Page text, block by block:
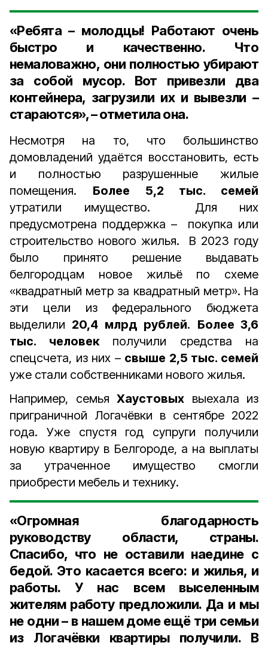
«Ребята – молодцы! Работают очень
быстро и качественно. Что
немаловажно, они полностью убирают
за собой мусор. Вот привезли два
контейнера, загрузили их и вывезли –
стараются», – отметила она.
Несмотря на то, что большинство
домовладений удаётся восстановить, есть
и полностью разрушенные жилые
помещения. Более 5,2 тыс. семей
утратили имущество. Для них
предусмотрена поддержка – покупка или
строительство нового жилья. В 2023 году
было принято решение выдавать
белгородцам новое жильё по схеме
«квадратный метр за квадратный метр». На
эти цели из федерального бюджета
выделили 20,4 млрд рублей. Более 3,6
тыс. человекполучили средства на
спецсчета, из них – свыше 2,5 тыс. семей
уже стали собственниками нового жилья.
Например, семья Хаустовых выехала из
приграничной Логачёвки в сентябре 2022
года. Уже спустя год супруги получили
новую квартиру в Белгороде, а на выплаты
за утраченное имущество смогли
приобрести мебель и технику.
«Огромная благодарность
руководству области, страны.
Спасибо, что не оставили наедине с
бедой. Это касается всего: и жилья, и
работы. У нас всем выселенным
жителям работу предложили. Да и мы
не одни – в нашем доме ещё три семьи
из Логачёвки квартиры получили. В